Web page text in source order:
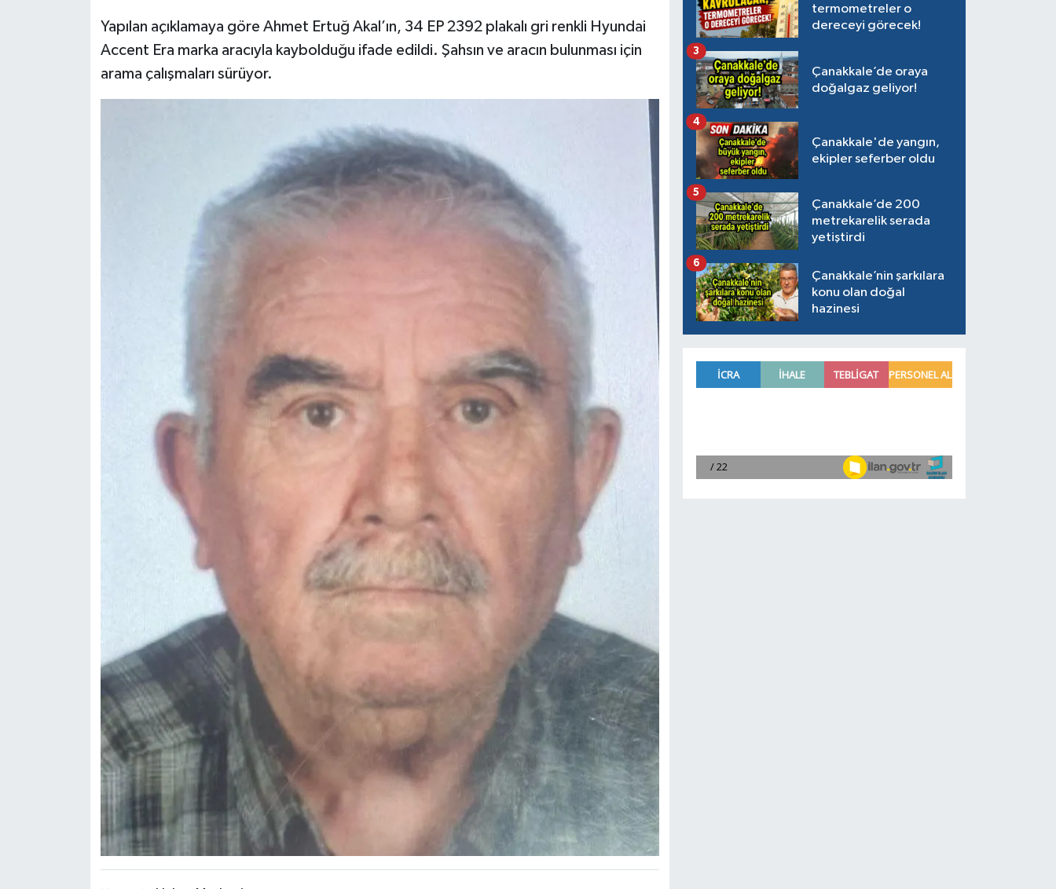
Yapılan açıklamaya göre Ahmet Ertuğ Akal’ın, 34 EP 2392 plakalı gri renkli Hyundai
Accent Era marka aracıyla kaybolduğu ifade edildi. Şahsın ve aracın bulunması için
arama çalışmaları sürüyor.
termometreler o
dereceyi görecek!
Çanakkale’de oraya
doğalgaz geliyor!
3
Çanakkale'de yangın,
ekipler seferber oldu
4
Çanakkale’de 200
metrekarelik serada
yetiştirdi
5
Çanakkale’nin şarkılara
konu olan doğal
hazinesi
6